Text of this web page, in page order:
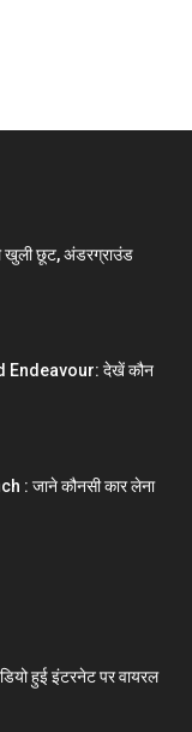
खुली छूट, अंडरग्राउंड
Endeavour: देखें कौन
: जाने कौनसी कार लेना
हुई इंटरनेट पर वायरल